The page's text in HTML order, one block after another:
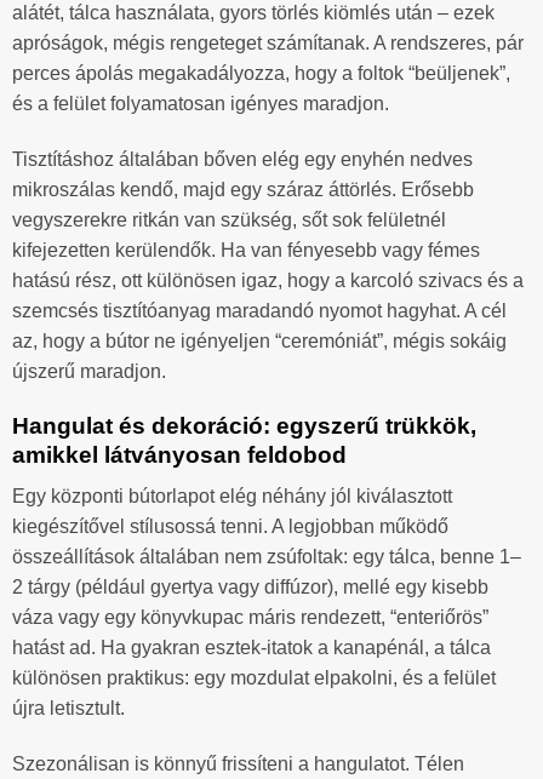
alátét, tálca használata, gyors törlés kiömlés után – ezek
apróságok, mégis rengeteget számítanak. A rendszeres, pár
perces ápolás megakadályozza, hogy a foltok “beüljenek”,
és a felület folyamatosan igényes maradjon.
Tisztításhoz általában bőven elég egy enyhén nedves
mikroszálas kendő, majd egy száraz áttörlés. Erősebb
vegyszerekre ritkán van szükség, sőt sok felületnél
kifejezetten kerülendők. Ha van fényesebb vagy fémes
hatású rész, ott különösen igaz, hogy a karcoló szivacs és a
szemcsés tisztítóanyag maradandó nyomot hagyhat. A cél
az, hogy a bútor ne igényeljen “ceremóniát”, mégis sokáig
újszerű maradjon.
Hangulat és dekoráció: egyszerű trükkök,
amikkel látványosan feldobod
Egy központi bútorlapot elég néhány jól kiválasztott
kiegészítővel stílusossá tenni. A legjobban működő
összeállítások általában nem zsúfoltak: egy tálca, benne 1–
2 tárgy (például gyertya vagy diffúzor), mellé egy kisebb
váza vagy egy könyvkupac máris rendezett, “enteriőrös”
hatást ad. Ha gyakran esztek-itatok a kanapénál, a tálca
különösen praktikus: egy mozdulat elpakolni, és a felület
újra letisztult.
Szezonálisan is könnyű frissíteni a hangulatot. Télen